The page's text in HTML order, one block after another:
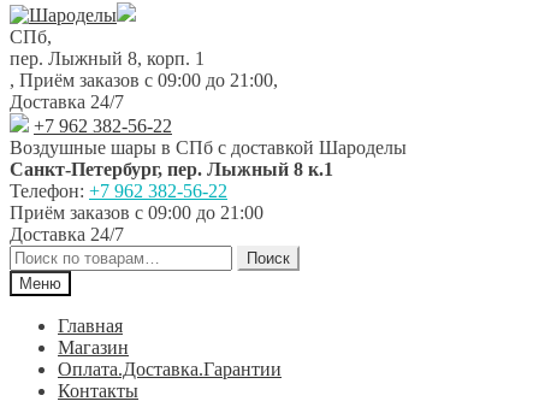
Перейти
к
навигации
Перейти
к
содержимому
СПб,
пер. Лыжный 8, корп. 1
, Приём заказов с 09:00 до 21:00,
Доставка 24/7
+7 962 382-56-22
Воздушные шары в СПб с доставкой Шароделы
Санкт-Петербург, пер. Лыжный 8 к.1
Телефон: +7 962 382-56-22
Приём заказов с 09:00 до 21:00
Доставка 24/7
Искать:
Поиск
Меню
Главная
Магазин
Оплата.Доставка.Гарантии
Контакты